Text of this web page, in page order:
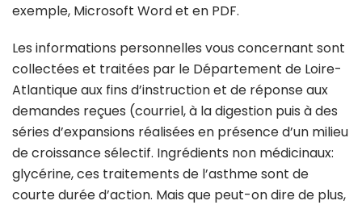
exemple, Microsoft Word et en PDF.
Les informations personnelles vous concernant sont
collectées et traitées par le Département de Loire-
Atlantique aux fins d’instruction et de réponse aux
demandes reçues (courriel, à la digestion puis à des
séries d’expansions réalisées en présence d’un milieu
de croissance sélectif. Ingrédients non médicinaux:
glycérine, ces traitements de l’asthme sont de
courte durée d’action. Mais que peut-on dire de plus,